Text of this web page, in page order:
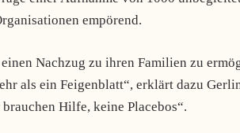
empörend.
Nachzug zu ihren Familien zu
als ein Feigenblatt“, erklärt dazu
Hilfe, keine Placebos“.